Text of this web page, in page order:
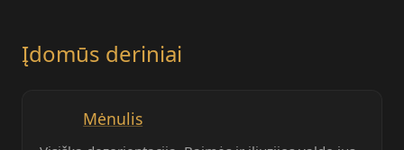
Įdomūs deriniai
Mėnulis